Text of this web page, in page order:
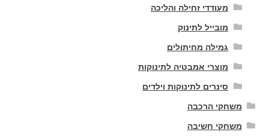
מעודדי זחילה והליכה
מובייל לתינוק
גמילה מחיתולים
מוצרי אמבטיה לתינוקות
סינרים לתינוקות וילדים
משחקי הרכבה
משחקי חשיבה